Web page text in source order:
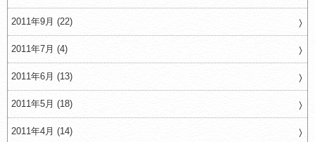
2011年9月 (22)
2011年7月 (4)
2011年6月 (13)
2011年5月 (18)
2011年4月 (14)